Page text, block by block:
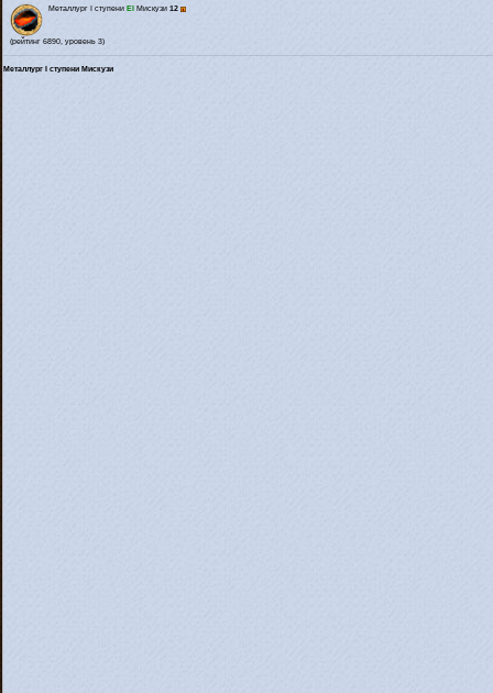
Металлург I ступени El Мискузи 12
(рейтинг 6890, уровень 3)
Металлург I ступени Мискузи